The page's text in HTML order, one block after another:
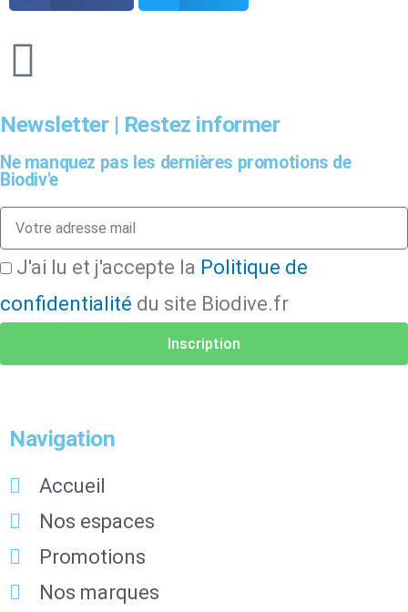
Newsletter | Restez informer
Ne manquez pas les dernières promotions de
Biodiv'e
J'ai lu et j'accepte la Politique de
confidentialité du site Biodive.fr
Inscription
Navigation
Accueil
Nos espaces
Promotions
Nos marques